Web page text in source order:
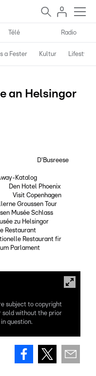
Télé Radio
a Fester Kultur Lifestyle
an Helsingor
D'Busreese
Katalog
Den Hotel Phoenix
Visit Copenhagen
Groussen Tour
Musée Schlass
zu Helsingor
Restaurant
Restaurant fir
Parlament
subject to copyright
sold without the prior
question.